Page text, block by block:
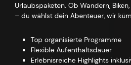
Urlaubspaketen. Ob Wandern,
– du wählst dein Abenteuer, wir
Top organisierte Programme
Flexible Aufenthaltsdauer
Erlebnisreiche Highlights